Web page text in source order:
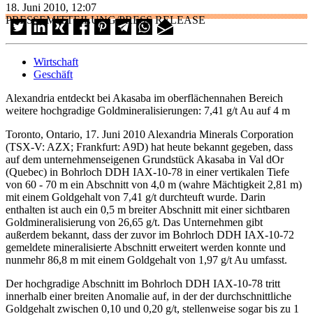
18. Juni 2010, 12:07
PRESSEMITTEILUNG/PRESS RELEASE
Wirtschaft
Geschäft
Alexandria entdeckt bei Akasaba im oberflächennahen Bereich
weitere hochgradige Goldmineralisierungen: 7,41 g/t Au auf 4 m
Toronto, Ontario, 17. Juni 2010 Alexandria Minerals Corporation
(TSX-V: AZX; Frankfurt: A9D) hat heute bekannt gegeben, dass
auf dem unternehmenseigenen Grundstück Akasaba in Val dOr
(Quebec) in Bohrloch DDH IAX-10-78 in einer vertikalen Tiefe
von 60 - 70 m ein Abschnitt von 4,0 m (wahre Mächtigkeit 2,81 m)
mit einem Goldgehalt von 7,41 g/t durchteuft wurde. Darin
enthalten ist auch ein 0,5 m breiter Abschnitt mit einer sichtbaren
Goldmineralisierung von 26,65 g/t. Das Unternehmen gibt
außerdem bekannt, dass der zuvor im Bohrloch DDH IAX-10-72
gemeldete mineralisierte Abschnitt erweitert werden konnte und
nunmehr 86,8 m mit einem Goldgehalt von 1,97 g/t Au umfasst.
Der hochgradige Abschnitt im Bohrloch DDH IAX-10-78 tritt
innerhalb einer breiten Anomalie auf, in der der durchschnittliche
Goldgehalt zwischen 0,10 und 0,20 g/t, stellenweise sogar bis zu 1